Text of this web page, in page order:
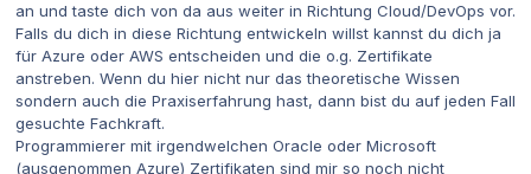
an und taste dich von da aus weiter in Richtung Cloud/DevOps vor.
Falls du dich in diese Richtung entwickeln willst kannst du dich ja
für Azure oder AWS entscheiden und die o.g. Zertifikate
anstreben. Wenn du hier nicht nur das theoretische Wissen
sondern auch die Praxiserfahrung hast, dann bist du auf jeden Fall
gesuchte Fachkraft.
Programmierer mit irgendwelchen Oracle oder Microsoft
(ausgenommen Azure) Zertifikaten sind mir so noch nicht